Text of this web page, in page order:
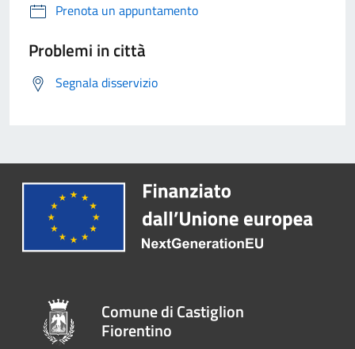
Prenota un appuntamento
Problemi in città
Segnala disservizio
Comune di Castiglion
Fiorentino